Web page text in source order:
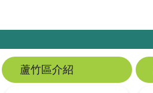
蘆竹區介紹